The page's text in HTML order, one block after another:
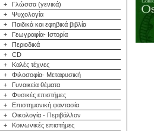
+
Γλώσσα (γενικά)
+
Ψυχολογία
+
Παιδικά και εφηβικά βιβλία
+
Γεωγραφία- Ιστορία
+
Περιοδικά
+
CD
+
Καλές τέχνες
+
Φιλοσοφία- Μεταφυσική
+
Γυναικεία θέματα
+
Φυσικές επιστήμες
+
Επιστημονική φαντασία
+
Οικολογία - Περιβάλλον
+
Κοινωνικές επιστήμες